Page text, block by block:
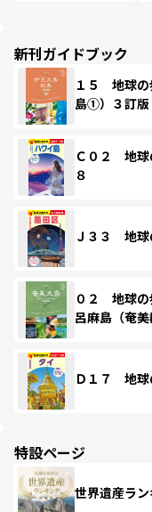
新刊ガイドブック
１５ 地球
島①）３訂版
Ｃ０２ 地
８
Ｊ３３ 地
０２ 地球
呂麻島（奄
Ｄ１７ 地
特設ページ
世界遺産ラ